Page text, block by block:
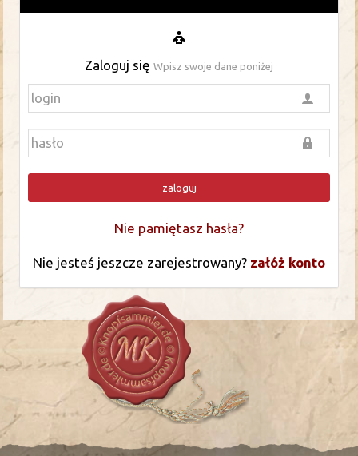
Zaloguj się Wpisz swoje dane poniżej
zaloguj
Nie pamiętasz hasła?
Nie jesteś jeszcze zarejestrowany? załóż konto